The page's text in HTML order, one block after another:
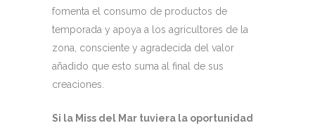
fomenta el consumo de productos de
temporada y apoya a los agricultores de la
zona, consciente y agradecida del valor
añadido que esto suma al final de sus
creaciones.
Si la Miss del Mar tuviera la oportunidad